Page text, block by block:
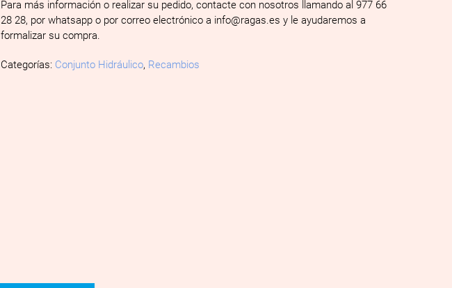
Para más información o realizar su pedido, contacte con nosotros llamando al 977 66
28 28, por whatsapp o por correo electrónico a info@ragas.es y le ayudaremos a
formalizar su compra.
Categorías: Conjunto Hidráulico, Recambios